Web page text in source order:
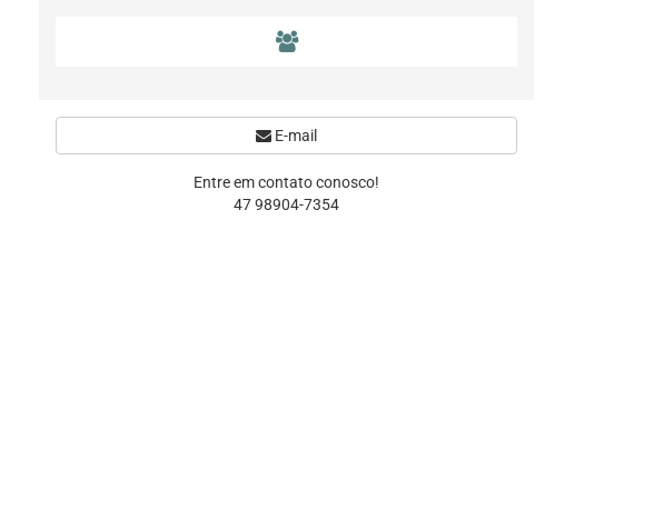
E-mail
Entre em contato conosco!
47 98904-7354